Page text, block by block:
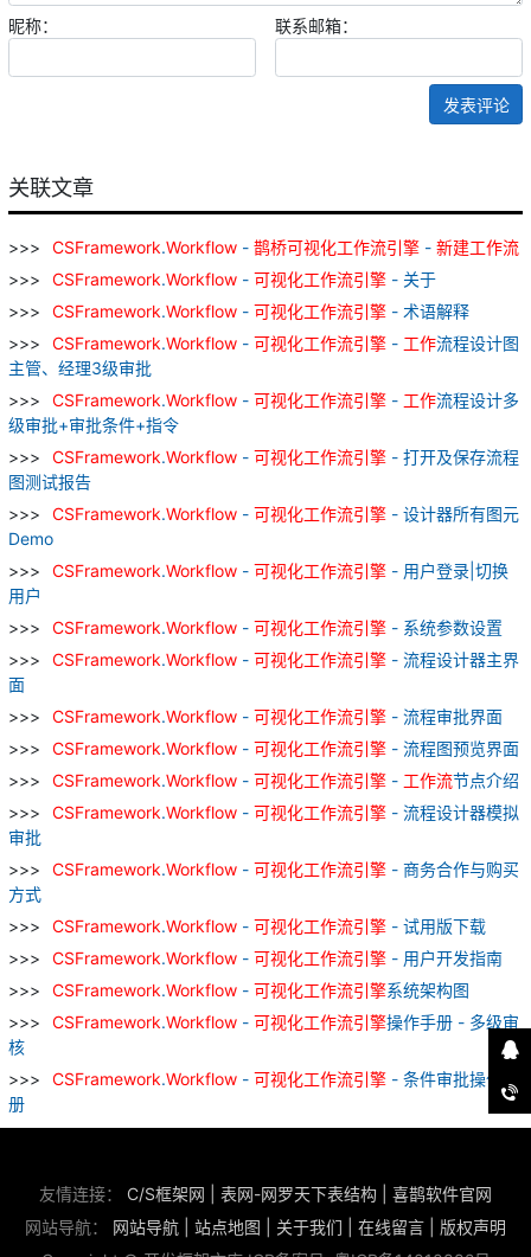
昵称： 联系邮箱：
发表评论
关联文章
CSFramework.Workflow - 鹊桥可视化工作流引擎 - 新建工作流
CSFramework.Workflow - 可视化工作流引擎 - 关于
CSFramework.Workflow - 可视化工作流引擎 - 术语解释
CSFramework.Workflow - 可视化工作流引擎 - 工作流程设计图
主管、经理3级审批
CSFramework.Workflow - 可视化工作流引擎 - 工作流程设计多
级审批+审批条件+指令
CSFramework.Workflow - 可视化工作流引擎 - 打开及保存流程
图测试报告
CSFramework.Workflow - 可视化工作流引擎 - 设计器所有图元
Demo
CSFramework.Workflow - 可视化工作流引擎 - 用户登录|切换
用户
CSFramework.Workflow - 可视化工作流引擎 - 系统参数设置
CSFramework.Workflow - 可视化工作流引擎 - 流程设计器主界
面
CSFramework.Workflow - 可视化工作流引擎 - 流程审批界面
CSFramework.Workflow - 可视化工作流引擎 - 流程图预览界面
CSFramework.Workflow - 可视化工作流引擎 - 工作流节点介绍
CSFramework.Workflow - 可视化工作流引擎 - 流程设计器模拟
审批
CSFramework.Workflow - 可视化工作流引擎 - 商务合作与购买
方式
CSFramework.Workflow - 可视化工作流引擎 - 试用版下载
CSFramework.Workflow - 可视化工作流引擎 - 用户开发指南
CSFramework.Workflow - 可视化工作流引擎系统架构图
CSFramework.Workflow - 可视化工作流引擎操作手册 - 多级审
核
CSFramework.Workflow - 可视化工作流引擎 - 条件审批操作手
册
友情连接： C/S框架网 表网-网罗天下表结构
喜鹊软件官网
网站导航： 网站导航 站点地图 关于我们 在线留言
版权声明